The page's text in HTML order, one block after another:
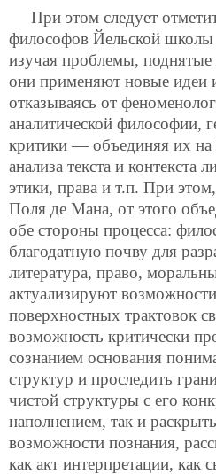
При этом следует
философов Йельской школы
изучая проблемы, поднятые
они применяют новые идеи
отказываясь от
аналитической философии,
критики — объединяя их на
анализа текста и контекста
этики, права и т.п. При
Поля де Мана, от этого
обе стороны процесса:
благодатную почву для
литература, право,
актуализируют
поверхностных трактовок
возможность критически
сознанием основания
структур и проследить
чистой структуры с его
наполнением, так и
возможности познания,
как акт интерпретации, как